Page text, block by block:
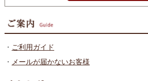
・ ご利用ガイド
・ メールが届かないお客様